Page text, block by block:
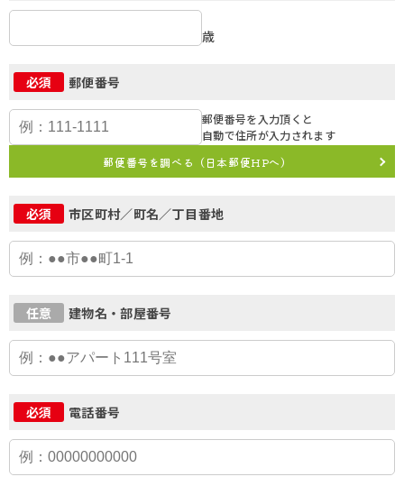
歳
必須 郵便番号
郵便番号を入力頂くと
自動で住所が入力されます
郵便番号を調べる（日本郵便HPへ）
必須 市区町村／町名／丁目番地
任意 建物名・部屋番号
必須 電話番号